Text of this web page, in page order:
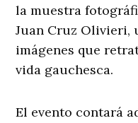
la muestra
Juan Cruz Olivieri,
imágenes que
vida gauchesca.
El evento contará